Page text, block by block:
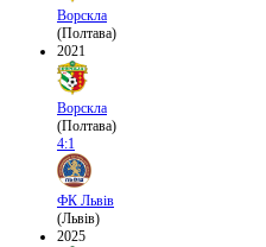
Ворскла
(Полтава)
2021
Ворскла
(Полтава)
4:1
ФК Львів
(Львів)
2025